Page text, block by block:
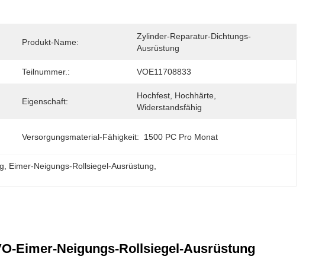
Produkt-Name:
Zylinder-Reparatur-Dichtungs-
Ausrüstung
Teilnummer.: VOE11708833
Eigenschaft:
Hochfest, Hochhärte,
Widerstandsfähig
Versorgungsmaterial-Fähigkeit: 1500 PC Pro Monat
Eimer-Neigungs-Rollsiegel-Ausrüstung
Eimer-Neigungs-Rollsiegel-Ausrüstung